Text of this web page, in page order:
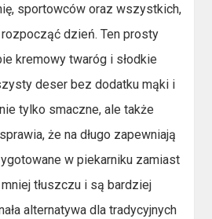
sportowców oraz wszystkich,
dzień. Ten prosty
kremowy twaróg i słodkie
deser bez dodatku mąki i
tylko smaczne, ale także
że na długo zapewniają
w piekarniku zamiast
tłuszczu i są bardziej
alternatywa dla tradycyjnych